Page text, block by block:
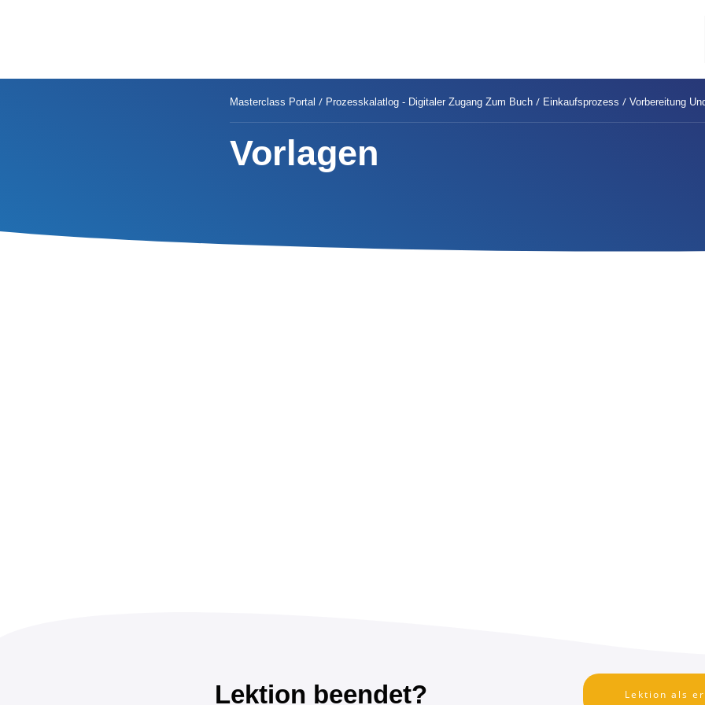
Masterclass Portal / Prozesskalatlog - Digitaler Zugang Zum Buch / Einkaufsprozess / Vorbereitung
Vorlagen
Lektion beendet? Lektion als